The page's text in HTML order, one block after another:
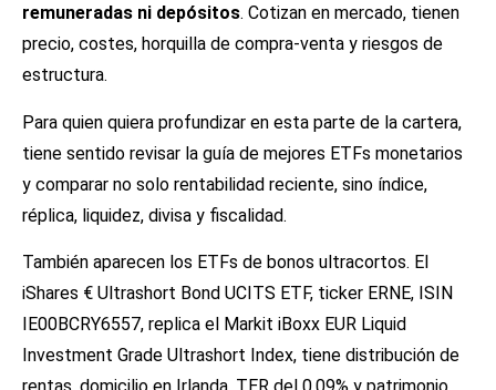
remuneradas ni depósitos. Cotizan en mercado, tienen
precio, costes, horquilla de compra-venta y riesgos de
estructura.
Para quien quiera profundizar en esta parte de la cartera,
tiene sentido revisar la guía de mejores ETFs monetarios
y comparar no solo rentabilidad reciente, sino índice,
réplica, liquidez, divisa y fiscalidad.
También aparecen los ETFs de bonos ultracortos. El
iShares € Ultrashort Bond UCITS ETF, ticker ERNE, ISIN
IE00BCRY6557, replica el Markit iBoxx EUR Liquid
Investment Grade Ultrashort Index, tiene distribución de